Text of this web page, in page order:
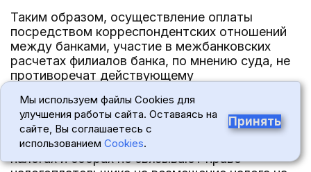
Таким образом, осуществление оплаты
посредством корреспондентских отношений
между банками, участие в межбанковских
расчетах филиалов банка, по мнению суда, не
противоречат действующему
В Постановлении от 26.02.2007 N А56-
28669/2004 ФАС Северо-Западного округа
отметил, что нормы законодательства о
налогах и сборах не связывают право
Мы используем файлы Cookies для
улучшения работы сайта. Оставаясь на
сайте, Вы соглашаетесь с
использованием Cookies.
Принять